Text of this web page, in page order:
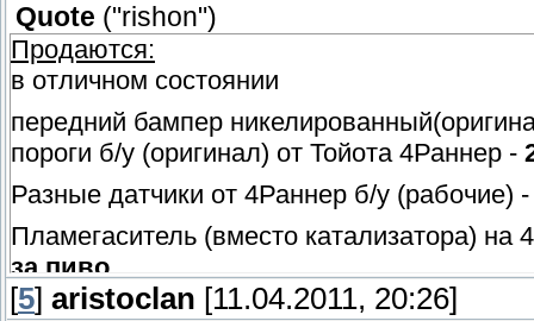
Quote ("rishon")
Продаются:
в отличном состоянии
передний бампер
пороги б/у (оригинал) от Тойота 4Раннер -
Разные датчики от 4Раннер б/у (рабочие)
Пламегаситель (вместо катализатора)
за пиво
[5] aristoclan [11.04.2011, 20:26]